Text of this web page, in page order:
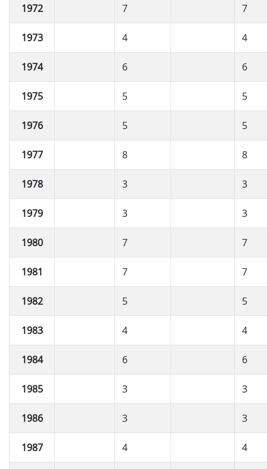
1972 7 7
1973 4 4
1974 6 6
1975 5 5
1976 5 5
1977 8 8
1978 3 3
1979 3 3
1980 7 7
1981 7 7
1982 5 5
1983 4 4
1984 6 6
1985 3 3
1986 3 3
1987 4 4